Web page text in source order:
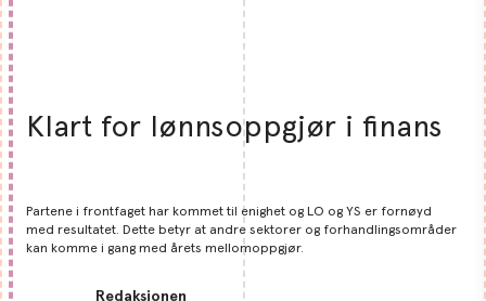
Klart for lønnsoppgjør i finans
Partene i frontfaget har kommet til enighet og LO og YS er fornøyd
med resultatet. Dette betyr at andre sektorer og forhandlingsområder
kan komme i gang med årets mellomoppgjør.
Redaksjonen